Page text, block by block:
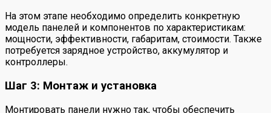
На этом этапе необходимо определить конкретную
модель панелей и компонентов по характеристикам:
мощности, эффективности, габаритам, стоимости. Также
потребуется зарядное устройство, аккумулятор и
контроллеры.
Шаг 3: Монтаж и установка
Монтировать панели нужно так, чтобы обеспечить